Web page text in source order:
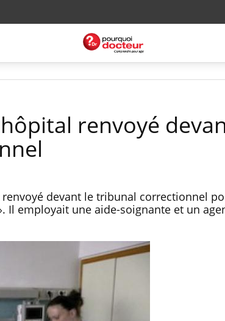
renvoyé
devant le tribunal correctionnel
Il employait une aide-soignante et un